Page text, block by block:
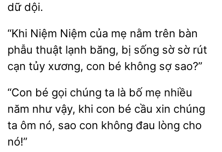
dội.
“Khi Niệm Niệm của mẹ nằm trên bàn
phẫu thuật lạnh băng, bị sống
sờ rút
cạn
xương, con bé không sao?”
“Con bé gọi chúng ta
bố mẹ nhiều
năm như
khi con bé cầu xin chúng
ôm nó, sao con không đau lòng cho
nó!”